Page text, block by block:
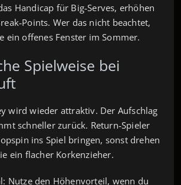
Handicap für Big‑Serves, erhöhen
Wer das nicht beachtet,
ein offenes Fenster im Sommer.
Spielweise bei
wird wieder attraktiv. Der Aufschlag
schneller zurück. Return‑Spieler
ins Spiel bringen, sonst drehen
ein flacher Korkenzieher.
Nutze den Höhenvorteil, wenn du